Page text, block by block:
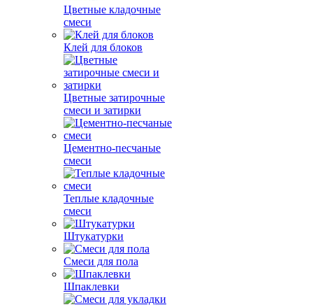
Цветные кладочные
смеси
Клей для блоков
Цветные затирочные
смеси и затирки
Цементно-песчаные
смеси
Теплые кладочные
смеси
Штукатурки
Смеси для пола
Шпаклевки